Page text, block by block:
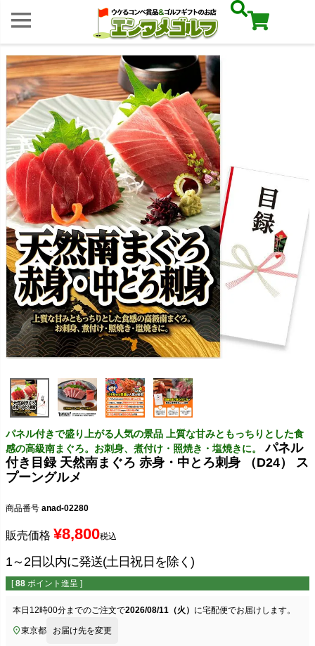
パネル付きで盛り上がる人気の景品 上質な甘みともっちりとした食
感の高級南まぐろ。お刺身、煮付け・照焼き・塩焼きに。
パネル
付き目録 天然南まぐろ 赤身・中とろ刺身 （D24） ス
プーングルメ
商品番号 anad-02280
販売価格 ¥8,800税込
1～2日以内に発送(土日祝日を除く)
[ 88 ポイント進呈 ]
本日 12時00分までのご注文で2026/08/11（火） に宅配便でお届けします。
東京都 お届け先を変更